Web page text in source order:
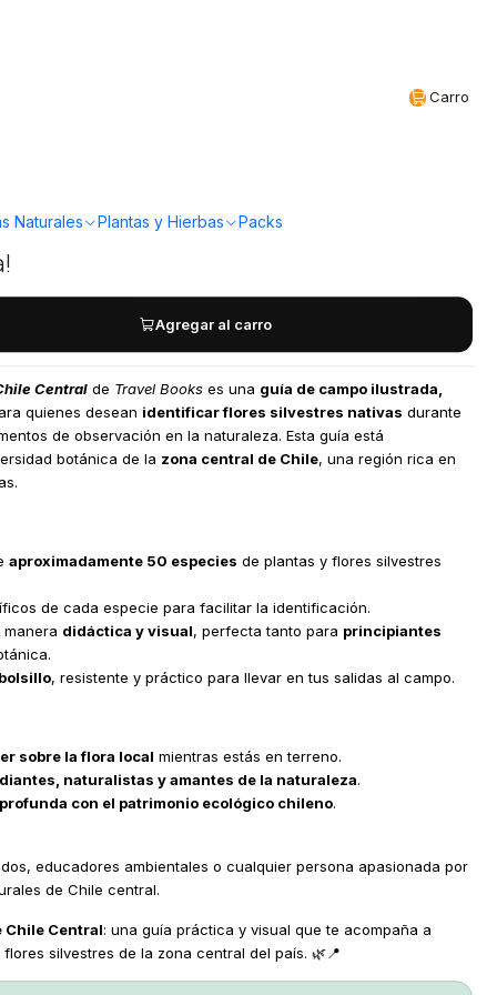
Carro
Naturales Plantas y Hierbas Packs
Agregar al carro
Centralde Travel Bookses una guía de campo ilustrada,
quienes desean identificar flores silvestres nativas durante
de observación en la naturaleza. Esta guía está
botánica de la zona central de Chile, una región rica en
aproximadamente 50 especies de plantas y flores silvestres
de cada especie para facilitar la identificación.
didáctica y visual, perfecta tanto para principiantes
, resistente y práctico para llevar en tus salidas al campo.
sobre la flora local mientras estás en terreno.
naturalistas y amantes de la naturaleza.
con el patrimonio ecológico chileno.
educadores ambientales o cualquier persona apasionada por
de Chile central.
Chile Central: una guía práctica y visual que te acompaña a
silvestres de la zona central del país. 🌿📍